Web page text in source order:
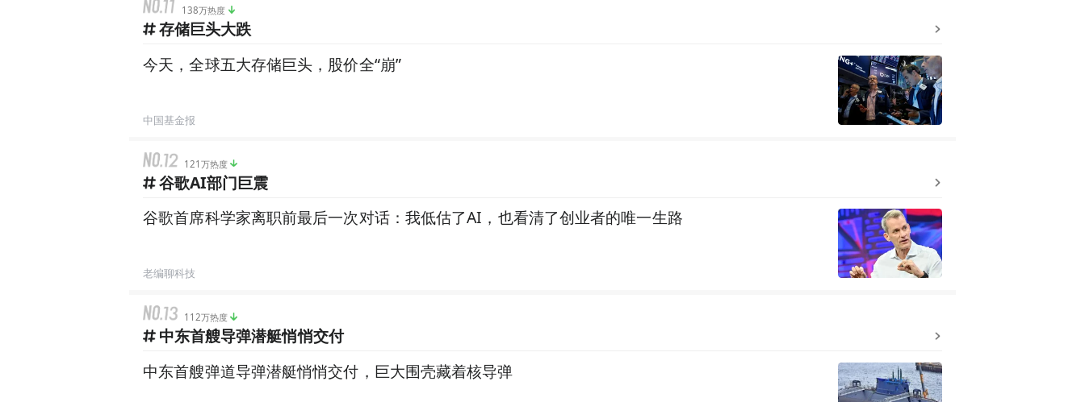
138万热度
存储巨头大跌
今天，全球五大存储巨头，股价全“崩”
中国基金报
121万热度
谷歌AI部门巨震
谷歌首席科学家离职前最后一次对话：我低估了AI，也看清了创业者的唯一生路
老编聊科技
112万热度
中东首艘导弹潜艇悄悄交付
中东首艘弹道导弹潜艇悄悄交付，巨大围壳藏着核导弹